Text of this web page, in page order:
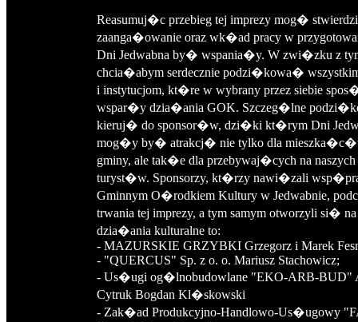
Reasumuj�c przebieg tej imprezy mog�
zaanga�owanie oraz wk�ad pracy w
Dni Jedwabna by� wspania�y. W zwi�zku z
chcia�abym serdecznie podzi�kowa�
i instytucjom, kt�re w wybrany przez siebie
wspar�y dzia�ania GOK. Szczeg�lne
kieruj� do sponsor�w, dzi�ki kt�rym Dni
mog�y by� atrakcj� nie tylko dla
gminy, ale tak�e dla przebywaj�cych na naszych
turyst�w. Sponsorzy, kt�rzy nawi�zali
Gminnym O�rodkiem Kultury w Jedwabnie,
trwania tej imprezy, a tym samym otworzyli si� na
dzia�ania kulturalne to:
- MAZURSKIE GRZYBKI Grzegorz i Marek
- "QUERCUS" Sp. z o. o. Mariusz Stachowicz;
- Us�ugi og�lnobudowlane "EKO-ARB-BUD"
Cytruk Bogdan Kl�skowski
- Zak�ad Produkcyjno-Handlowo-Us�ugowy